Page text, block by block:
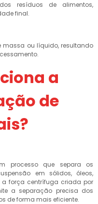
resíduos de alimentos,
final.
ou líquido, resultando
a
de
processo que separa os
em sólidos, óleos,
a força centrífuga criada por
a separação precisa dos
de forma mais eficiente.